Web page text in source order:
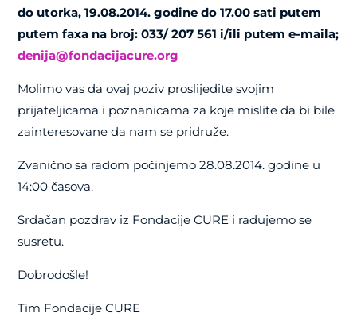
do utorka, 19.08.2014. godine do 17.00 sati putem
putem faxa na broj: 033/ 207 561 i/ili putem e-maila;
denija@fondacijacure.org
Molimo vas da ovaj poziv proslijedite svojim
prijateljicama i poznanicama za koje mislite da bi bile
zainteresovane da nam se pridruže.
Zvanično sa radom počinjemo 28.08.2014. godine u
14:00 časova.
Srdačan pozdrav iz Fondacije CURE i radujemo se
susretu.
Dobrodošle!
Tim Fondacije CURE